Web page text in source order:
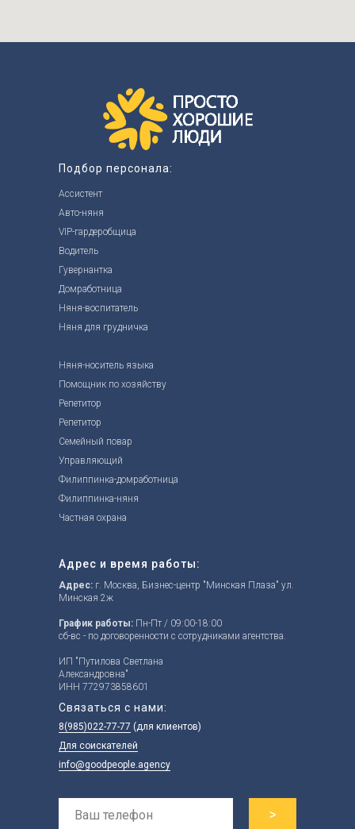
Адрес и время работы:
Адрес: г. Москва, Бизнес-центр "Минская Плаза" ул.
Минская 2ж
График работы: Пн-Пт / 09:00-18:00
сб-вс - по договоренности с сотрудниками агентства.
ИП "Путилова Светлана
Александровна"
ИНН 772973858601
Подбор персонала:
Ассистент
Авто-няня
VIP-гардеробщица
Водитель
Гувернантка
Домработница
Няня-воспитатель
Няня для грудничка
Няня-носитель языка
Помощник по хозяйству
Репетитор
Репетитор
Семейный повар
Управляющий
Филиппинка-домработница
Филиппинка-няня
Частная охрана
8(985)022-77-77 (для клиентов)
Для соискателей
info@goodpeople.agency
>
Связаться с нами: